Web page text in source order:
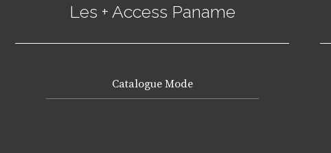
Les + Access Paname
Catalogue Mode